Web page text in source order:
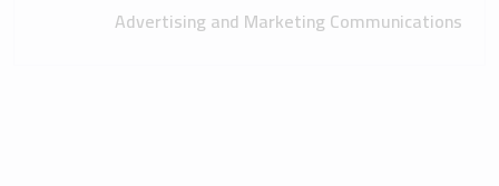
Advertising and Marketing Communications